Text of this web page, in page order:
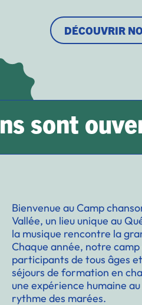
DÉCOUVRIR
Bienvenue au Camp
Vallée, un lieu unique au
la musique rencontre la
Chaque année, notre camp
participants de tous âges
séjours de formation en
une expérience humaine
rythme des marées.